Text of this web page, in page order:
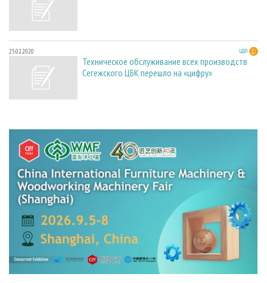
25.02.2020 ЦБП
Техническое обслуживание всех производств
Сегежского ЦБК перешло на «цифру»